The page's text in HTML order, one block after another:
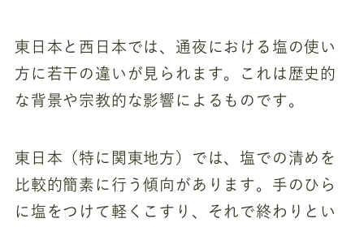
東日本と西日本では、通夜における塩の使い
方に若干の違いが見られます。これは歴史的
な背景や宗教的な影響によるものです。
東日本（特に関東地方）では、塩での清めを
比較的簡素に行う傾向があります。手のひら
に塩をつけて軽くこすり、それで終わりとい